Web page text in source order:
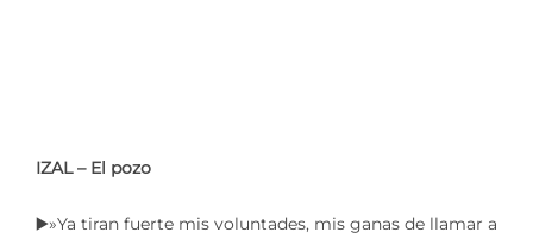
IZAL – El pozo
▶️»Ya tiran fuerte mis voluntades, mis ganas de llamar a